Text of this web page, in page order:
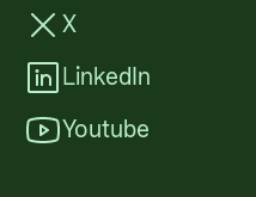
X
LinkedIn
Youtube